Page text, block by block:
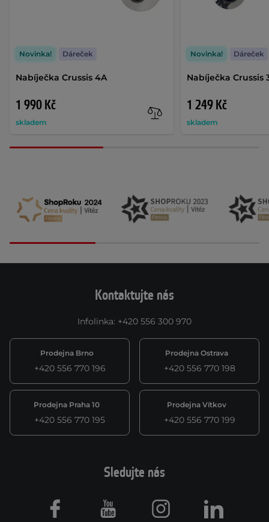
Nabíječka Crussis 4A
1 990 Kč
skladem
Novinka! Dáreček
Nabíječka Crussis
1 249 Kč
skladem
Novinka! Dáreček
Kontaktujte nás
Infolinka: +420 556 300 970
Prodejna Brno
+420 556 770 196
Prodejna Ostrava
+420 556 770 198
Prodejna Praha 10
+420 556 770 195
Prodejna Vítkov
+420 556 770 199
Sledujte nás
Facebook Youtube Instagram LinkedIn